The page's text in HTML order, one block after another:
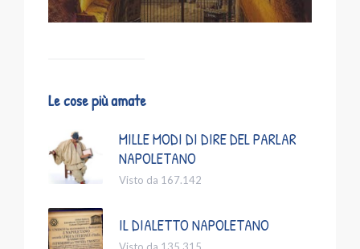
Le cose più amate
MILLE MODI DI DIRE DEL PARLAR
NAPOLETANO
Visto da 167.142
IL DIALETTO NAPOLETANO
Visto da 135.315